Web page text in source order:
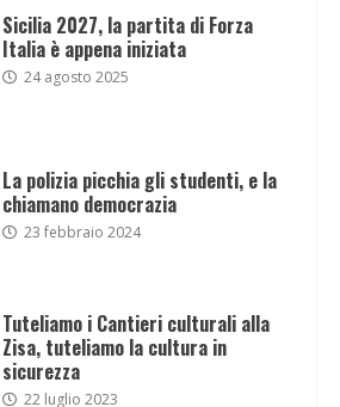
Sicilia 2027, la partita di Forza
Italia è appena iniziata
24 agosto 2025
La polizia picchia gli studenti, e la
chiamano democrazia
23 febbraio 2024
Tuteliamo i Cantieri culturali alla
Zisa, tuteliamo la cultura in
sicurezza
22 luglio 2023